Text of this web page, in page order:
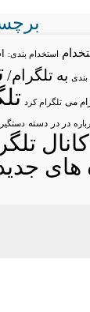
استخدام بندی:
بهتلگرام/
می تلگرام کرد
در در دسته دستگیری
جدید